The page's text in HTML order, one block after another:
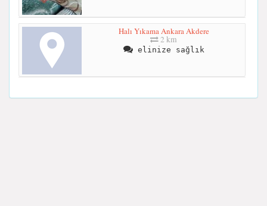
Halı Yıkama Ankara Akdere
2 km
elinize sağlık